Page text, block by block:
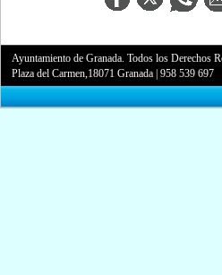
Ayuntamiento de Granada. Todos los Derechos
Plaza del Carmen,18071 Granada |958 539 697